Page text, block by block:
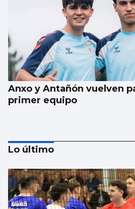
Anxo y Antañón vuelven
primer equipo
Lo último